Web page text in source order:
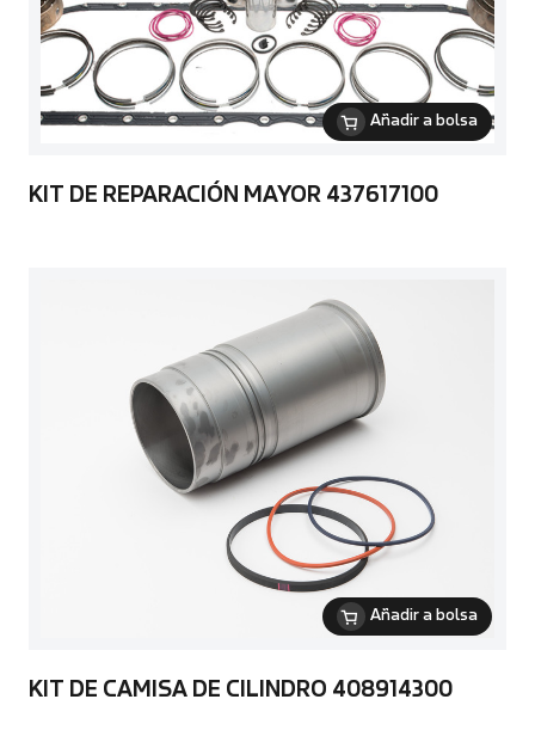
Añadir a bolsa
KIT DE REPARACIÓN MAYOR 437617100
Añadir a bolsa
KIT DE CAMISA DE CILINDRO 408914300